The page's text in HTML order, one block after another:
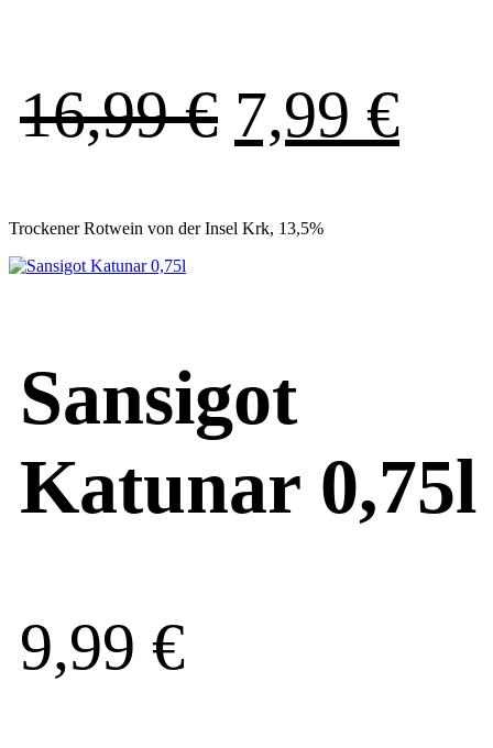
16,99€ 7,99 €
Trockener Rotwein von der Insel Krk, 13,5%
Sansigot
Katunar 0,75l
9,99 €